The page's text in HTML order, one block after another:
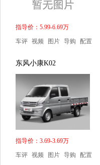
指导价：5.99-6.69万
车评 视频 图片 导购 配置
东风小康K02
指导价：3.69-3.69万
车评 视频 图片 导购 配置